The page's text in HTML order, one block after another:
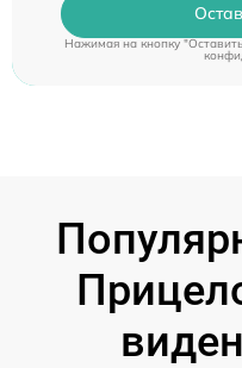
Нажимая на кнопку